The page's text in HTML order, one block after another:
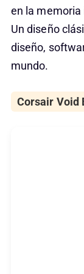
en la
Un diseño
diseño,
mundo.
Corsair Void